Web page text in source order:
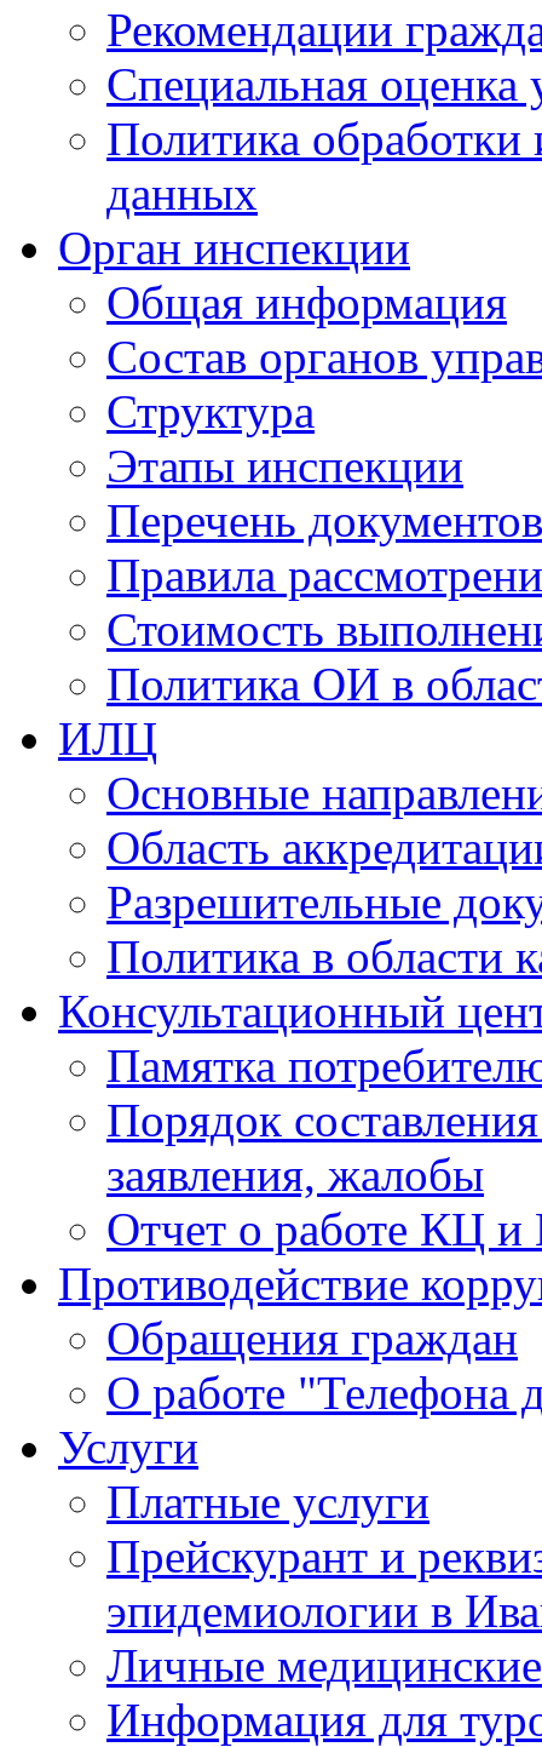
Рекомендации
Специальная
Политика
данных
Орган инспекции
Общая информация
Состав органов
Структура
Этапы инспекции
Перечень документов
Правила
Стоимость
Политика ОИ в
ИЛЦ
Основные
Область
Разрешительные
Политика в области
Консультационный
Памятка
Порядок
заявления, жалобы
Отчет о работе КЦ
Противодействие
Обращения граждан
О работе "Телефона
Услуги
Платные услуги
Прейскурант и
эпидемиологии в
Личные
Информация для